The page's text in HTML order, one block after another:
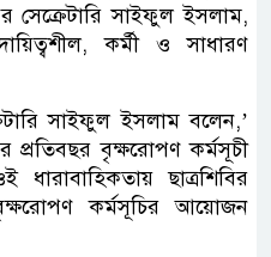
সেক্রেটারি সাইফুল ইসলাম,
কর্মী ও সাধারণ
সাইফুল ইসলাম বলেন,’
প্রতিবছর বৃক্ষরোপণ কর্মসূচী
ছাত্রশিবির
বৃক্ষরোপণ কর্মসূচির আয়োজন